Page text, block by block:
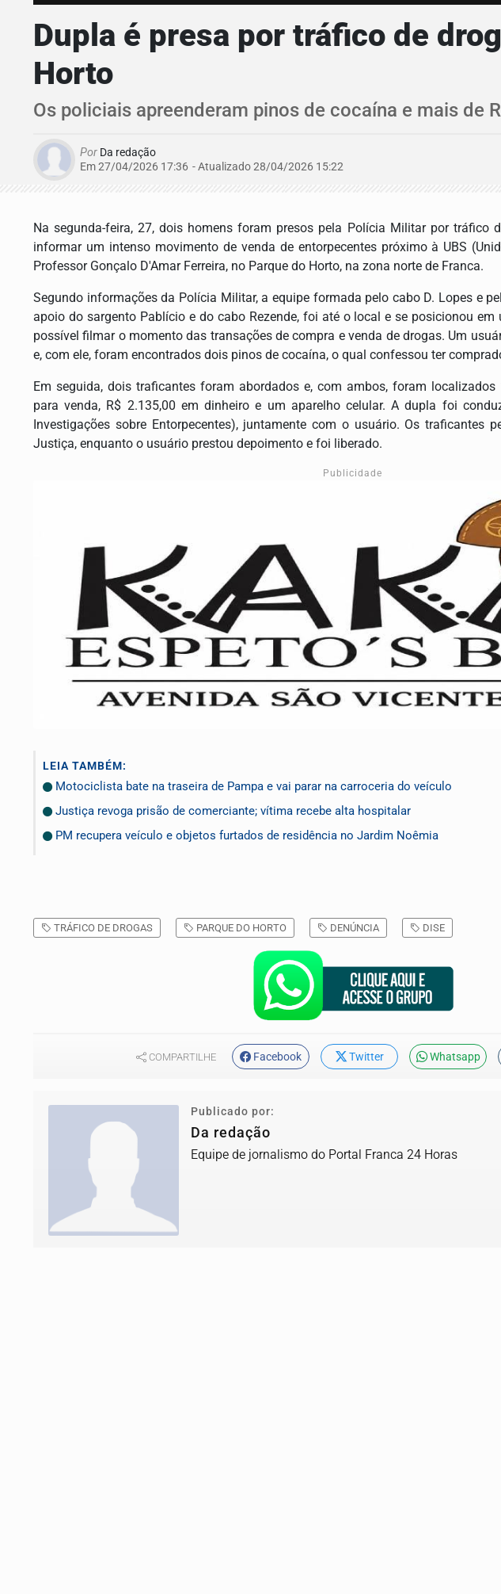
Dupla é presa por tráfico de
Horto
Os policiais apreenderam pinos de cocaína e mais de
Por Da redação
Em 27/04/2026 17:36 - Atualizado28/04/2026 15:22
Na segunda-feira, 27, dois homens foram presos pela Polícia Militar por tráfico
informar um intenso movimento de venda de entorpecentes próximo à UBS
Professor Gonçalo D'Amar Ferreira, no Parque do Horto, na zona norte de Franca.
Segundo informações da Polícia Militar, a equipe formada pelo cabo D. Lopes e
apoio do sargento Pablício e do cabo Rezende, foi até o local e se posicionou
possível filmar o momento das transações de compra e venda de drogas. Um
e, com ele, foram encontrados dois pinos de cocaína, o qual confessou ter
Em seguida, dois traficantes foram abordados e, com ambos, foram
para venda, R$ 2.135,00 em dinheiro e um aparelho celular. A dupla foi
Investigações sobre Entorpecentes), juntamente com o usuário. Os traficantes
Justiça, enquanto o usuário prestou depoimento e foi liberado.
Publicidade
LEIA TAMBÉM:
Motociclista bate na traseira de Pampa e vai parar na carroceria do veículo
Justiça revoga prisão de comerciante; vítima recebe alta hospitalar
PM recupera veículo e objetos furtados de residência no Jardim Noêmia
TRÁFICO DE DROGAS PARQUE DO HORTO DENÚNCIA DISE
COMPARTILHE Facebook Twitter Whatsapp
Publicado por:
Da redação
Equipe de jornalismo do Portal Franca 24 Horas